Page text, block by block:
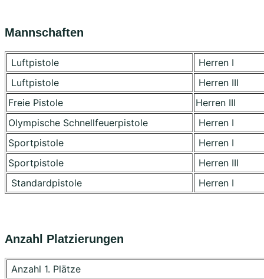
Mannschaften
Luftpistole
Herren I
Luftpistole
Herren III
Freie Pistole
Herren III
Olympische Schnellfeuerpistole
Herren I
Sportpistole
Herren I
Sportpistole
Herren III
Standardpistole
Herren I
Anzahl Platzierungen
Anzahl 1. Plätze